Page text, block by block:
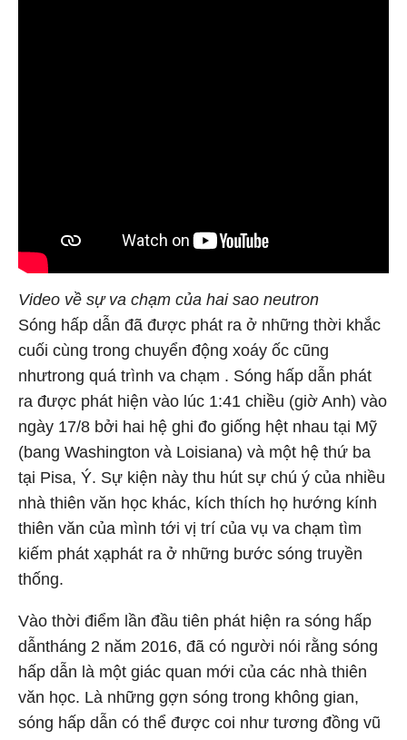
Video về sự va chạm của hai sao neutron
Sóng hấp dẫn đã được phát ra ở những thời khắc
cuối cùng trong chuyển động xoáy ốc cũng
nhưtrong quá trình va chạm . Sóng hấp dẫn phát
ra được phát hiện vào lúc 1:41 chiều (giờ Anh) vào
ngày 17/8 bởi hai hệ ghi đo giống hệt nhau tại Mỹ
(bang Washington và Loisiana) và một hệ thứ ba
tại Pisa, Ý. Sự kiện này thu hút sự chú ý của nhiều
nhà thiên văn học khác, kích thích họ hướng kính
thiên văn của mình tới vị trí của vụ va chạm tìm
kiếm phát xạphát ra ở những bước sóng truyền
thống.
Vào thời điểm lần đầu tiên phát hiện ra sóng hấp
dẫntháng 2 năm 2016, đã có người nói rằng sóng
hấp dẫn là một giác quan mới của các nhà thiên
văn học. Là những gợn sóng trong không gian,
sóng hấp dẫn có thể được coi như tương đồng vũ